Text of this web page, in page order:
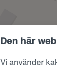
Den här
Vi använder